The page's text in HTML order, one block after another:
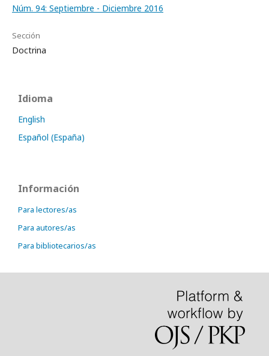
Núm. 94: Septiembre - Diciembre 2016
Sección
Doctrina
Idioma
English
Español (España)
Información
Para lectores/as
Para autores/as
Para bibliotecarios/as